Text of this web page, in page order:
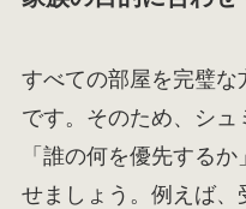
すべての部屋を完璧
です。そのため、シ
「誰の何を優先する
せましょう。例えば、